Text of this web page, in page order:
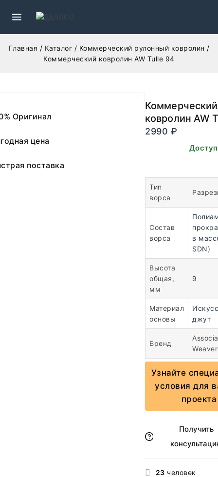
Главная / Каталог / Коммерческий рулонный ковролин /
Коммерческий ковролин AW Tulle 94
Оригинал
цена
поставка
Коммерческий
ковролин AW
2990 ₽
В наличии.
Тип
ворса
Состав
ворса
в
SDN)
Высота
общая,
мм
9
Материал
основы
джут
Бренд
Узнайте
условия для
проекта
Получить
23 человек